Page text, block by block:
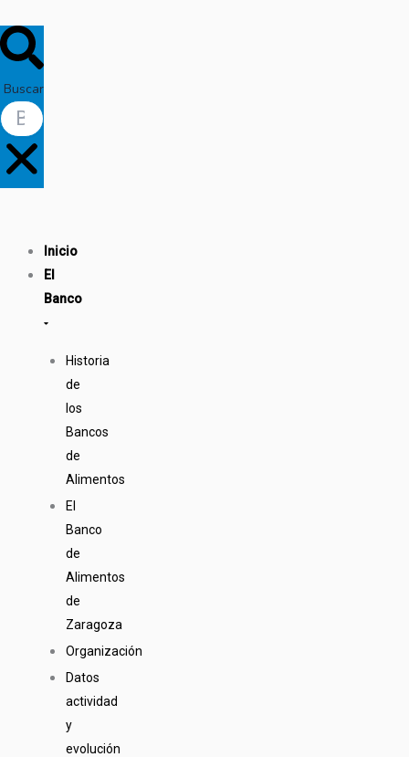
Buscar
Inicio
El
Banco
Historia
de
los
Bancos
de
Alimentos
El
Banco
de
Alimentos
de
Zaragoza
Organización
Datos
actividad
y
evolución